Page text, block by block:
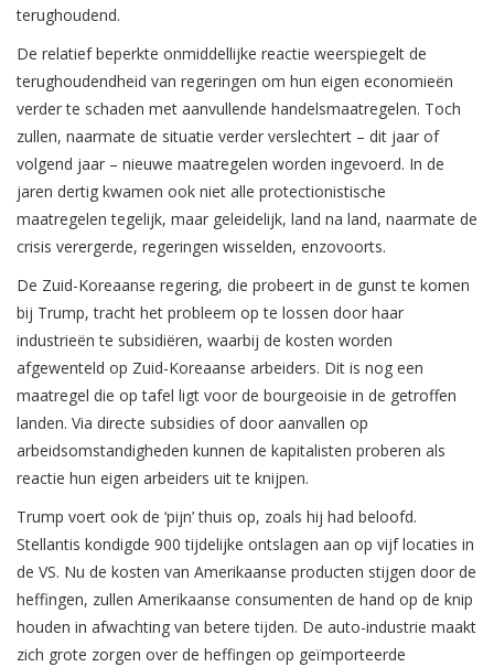
terughoudend.
De relatief beperkte onmiddellijke reactie weerspiegelt de
terughoudendheid van regeringen om hun eigen economieën
verder te schaden met aanvullende handelsmaatregelen. Toch
zullen, naarmate de situatie verder verslechtert – dit jaar of
volgend jaar – nieuwe maatregelen worden ingevoerd. In de
jaren dertig kwamen ook niet alle protectionistische
maatregelen tegelijk, maar geleidelijk, land na land, naarmate de
crisis verergerde, regeringen wisselden, enzovoorts.
De Zuid-Koreaanse regering, die probeert in de gunst te komen
bij Trump, tracht het probleem op te lossen door haar
industrieën te subsidiëren, waarbij de kosten worden
afgewenteld op Zuid-Koreaanse arbeiders. Dit is nog een
maatregel die op tafel ligt voor de bourgeoisie in de getroffen
landen. Via directe subsidies of door aanvallen op
arbeidsomstandigheden kunnen de kapitalisten proberen als
reactie hun eigen arbeiders uit te knijpen.
Trump voert ook de ‘pijn’ thuis op, zoals hij had beloofd.
Stellantis kondigde 900 tijdelijke ontslagen aan op vijf locaties in
de VS. Nu de kosten van Amerikaanse producten stijgen door de
heffingen, zullen Amerikaanse consumenten de hand op de knip
houden in afwachting van betere tijden. De auto-industrie maakt
zich grote zorgen over de heffingen op geïmporteerde